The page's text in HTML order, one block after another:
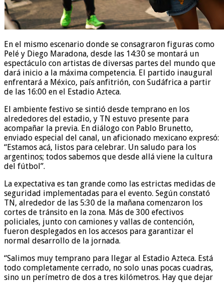
En el mismo escenario donde se consagraron figuras como
Pelé y Diego Maradona, desde las 14:30 se montará un
espectáculo con artistas de diversas partes del mundo que
dará inicio a la máxima competencia. El partido inaugural
enfrentará a México, país anfitrión, con Sudáfrica a partir
de las 16:00 en el Estadio Azteca.
El ambiente festivo se sintió desde temprano en los
alrededores del estadio, y TN estuvo presente para
acompañar la previa. En diálogo con Pablo Brunetto,
enviado especial del canal, un aficionado mexicano expresó:
“Estamos acá, listos para celebrar. Un saludo para los
argentinos; todos sabemos que desde allá viene la cultura
del fútbol”.
La expectativa es tan grande como las estrictas medidas de
seguridad implementadas para el evento. Según constató
TN, alrededor de las 5:30 de la mañana comenzaron los
cortes de tránsito en la zona. Más de 300 efectivos
policiales, junto con camiones y vallas de contención,
fueron desplegados en los accesos para garantizar el
normal desarrollo de la jornada.
“Salimos muy temprano para llegar al Estadio Azteca. Está
todo completamente cerrado, no solo unas pocas cuadras,
sino un perímetro de dos a tres kilómetros. Hay que dejar